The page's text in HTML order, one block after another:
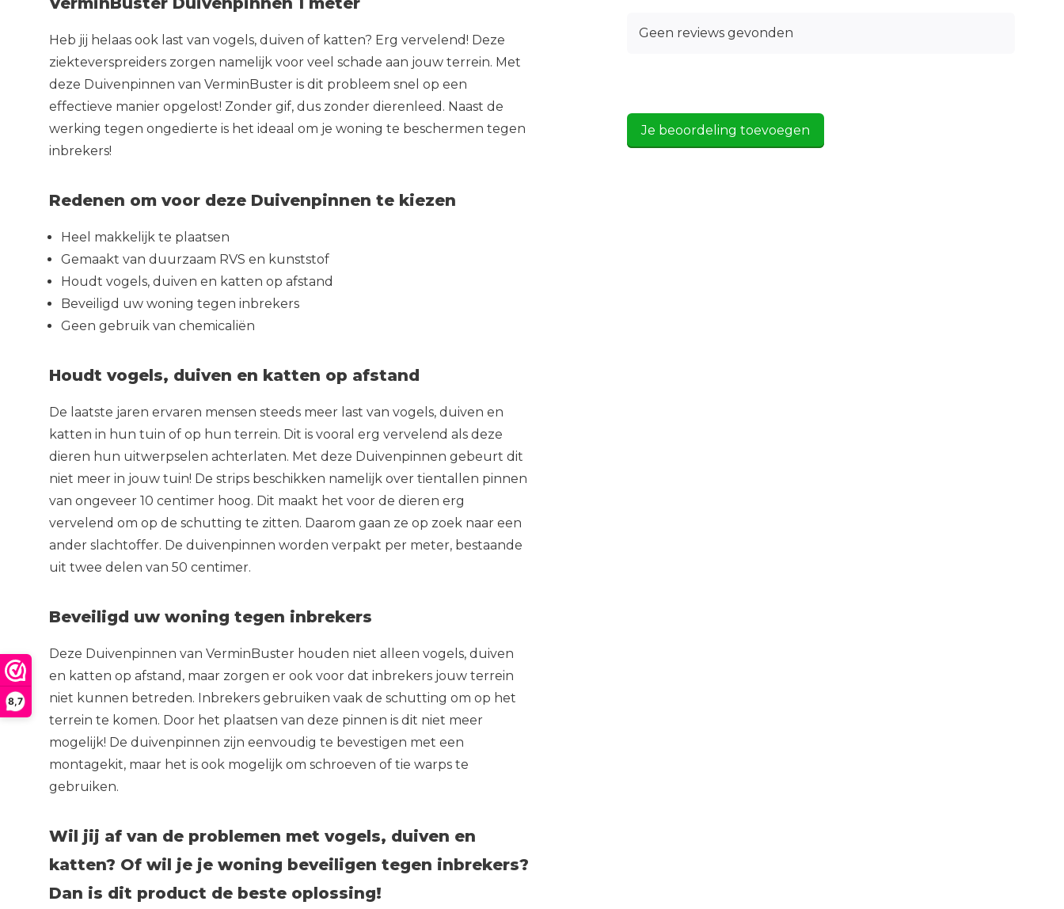
8,7
Heb jij helaas ook last van vogels, duiven of katten? Erg vervelend! Deze
ziekteverspreiders zorgen namelijk voor veel schade aan jouw terrein. Met
deze Duivenpinnen van VerminBuster is dit probleem snel op een
effectieve manier opgelost! Zonder gif, dus zonder dierenleed. Naast de
werking tegen ongedierte is het ideaal om je woning te beschermen tegen
inbrekers!
Redenen om voor deze Duivenpinnen te kiezen
Heel makkelijk te plaatsen
Gemaakt van duurzaam RVS en kunststof
Houdt vogels, duiven en katten op afstand
Beveiligd uw woning tegen inbrekers
Geen gebruik van chemicaliën
Houdt vogels, duiven en katten op afstand
De laatste jaren ervaren mensen steeds meer last van vogels, duiven en
katten in hun tuin of op hun terrein. Dit is vooral erg vervelend als deze
dieren hun uitwerpselen achterlaten. Met deze Duivenpinnen gebeurt dit
niet meer in jouw tuin! De strips beschikken namelijk over tientallen pinnen
van ongeveer 10 centimer hoog. Dit maakt het voor de dieren erg
vervelend om op de schutting te zitten. Daarom gaan ze op zoek naar een
ander slachtoffer. De duivenpinnen worden verpakt per meter, bestaande
uit twee delen van 50 centimer.
Beveiligd uw woning tegen inbrekers
Deze Duivenpinnen van VerminBuster houden niet alleen vogels, duiven
en katten op afstand, maar zorgen er ook voor dat inbrekers jouw terrein
niet kunnen betreden. Inbrekers gebruiken vaak de schutting om op het
terrein te komen. Door het plaatsen van deze pinnen is dit niet meer
mogelijk! De duivenpinnen zijn eenvoudig te bevestigen met een
montagekit, maar het is ook mogelijk om schroeven of tie warps te
gebruiken.
Wil jij af van de problemen met vogels, duiven en
katten? Of wil je je woning beveiligen tegen inbrekers?
Dan is dit product de beste oplossing!
Geen reviews gevonden
Je beoordeling toevoegen